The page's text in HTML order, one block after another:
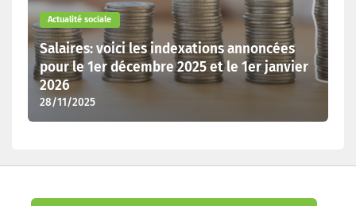
Actualité sociale
Salaires: voici les indexations annoncées
pour le 1er décembre 2025 et le 1er janvier
2026
28/11/2025